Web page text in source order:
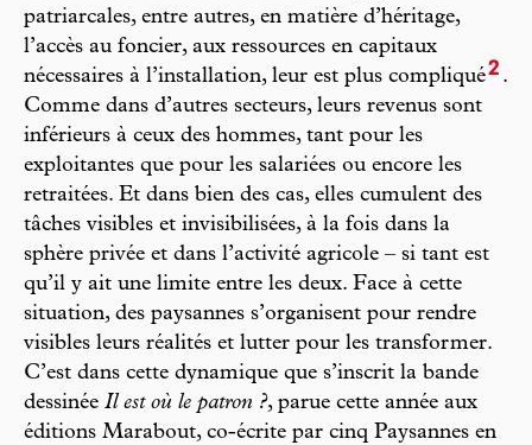
patriarcales, entre autres, en matière d’héritage,
l’accès au foncier, aux ressources en capitaux
nécessaires à l’installation, leur est plus compliqué2 .
Comme dans d’autres secteurs, leurs revenus sont
inférieurs à ceux des hommes, tant pour les
exploitantes que pour les salariées ou encore les
retraitées. Et dans bien des cas, elles cumulent des
tâches visibles et invisibilisées, à la fois dans la
sphère privée et dans l’activité agricole – si tant est
qu’il y ait une limite entre les deux. Face à cette
situation, des paysannes s’organisent pour rendre
visibles leurs réalités et lutter pour les transformer.
C’est dans cette dynamique que s’inscrit la bande
dessinée Il est où le patron ?, parue cette année aux
éditions Marabout, co-écrite par cinq Paysannes en